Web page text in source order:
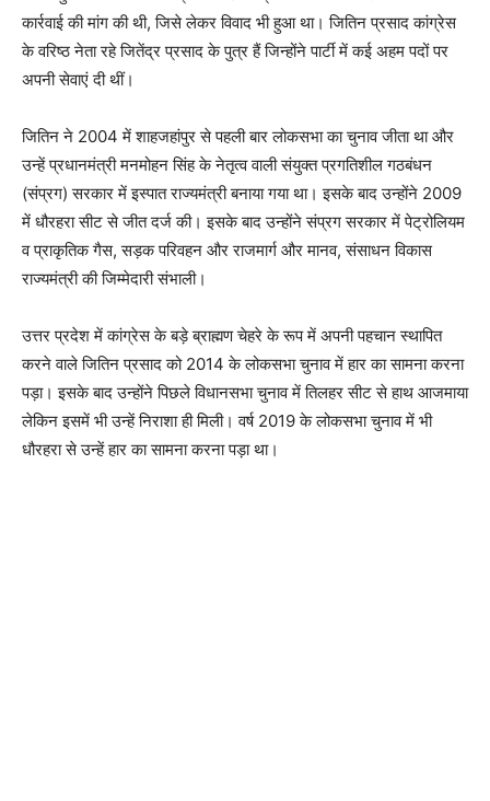
कार्रवाई की मांग की थी, जिसे लेकर विवाद भी हुआ था। जितिन प्रसाद कांग्रेस
के वरिष्ठ नेता रहे जितेंद्र प्रसाद के पुत्र हैं जिन्होंने पार्टी में कई अहम पदों पर
अपनी सेवाएं दी थीं।
जितिन ने 2004 में शाहजहांपुर से पहली बार लोकसभा का चुनाव जीता था और
उन्हें प्रधानमंत्री मनमोहन सिंह के नेतृत्व वाली संयुक्त प्रगतिशील गठबंधन
(संप्रग) सरकार में इस्पात राज्यमंत्री बनाया गया था। इसके बाद उन्होंने 2009
में धौरहरा सीट से जीत दर्ज की। इसके बाद उन्होंने संप्रग सरकार में पेट्रोलियम
व प्राकृतिक गैस, सड़क परिवहन और राजमार्ग और मानव, संसाधन विकास
राज्यमंत्री की जिम्मेदारी संभाली।
उत्तर प्रदेश में कांग्रेस के बड़े ब्राह्मण चेहरे के रूप में अपनी पहचान स्थापित
करने वाले जितिन प्रसाद को 2014 के लोकसभा चुनाव में हार का सामना करना
पड़ा। इसके बाद उन्होंने पिछले विधानसभा चुनाव में तिलहर सीट से हाथ आजमाया
लेकिन इसमें भी उन्हें निराशा ही मिली। वर्ष 2019 के लोकसभा चुनाव में भी
धौरहरा से उन्हें हार का सामना करना पड़ा था।